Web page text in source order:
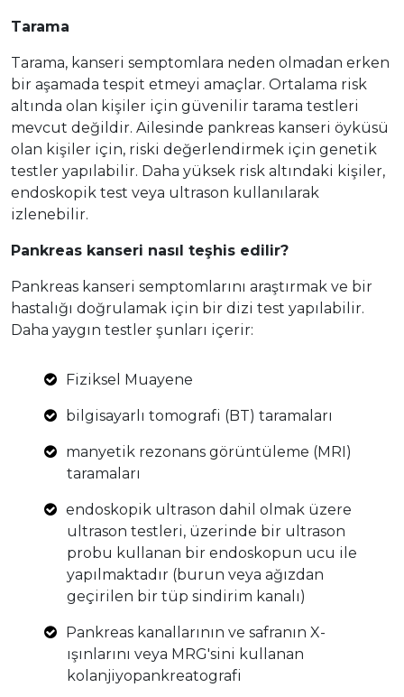
Tarama
Tarama, kanseri semptomlara neden olmadan erken
bir aşamada tespit etmeyi amaçlar. Ortalama risk
altında olan kişiler için güvenilir tarama testleri
mevcut değildir. Ailesinde pankreas kanseri öyküsü
olan kişiler için, riski değerlendirmek için genetik
testler yapılabilir. Daha yüksek risk altındaki kişiler,
endoskopik test veya ultrason kullanılarak
izlenebilir.
Pankreas kanseri nasıl teşhis edilir?
Pankreas kanseri semptomlarını araştırmak ve bir
hastalığı doğrulamak için bir dizi test yapılabilir.
Daha yaygın testler şunları içerir:
Fiziksel Muayene
bilgisayarlı tomografi (BT) taramaları
manyetik rezonans görüntüleme (MRI)
taramaları
endoskopik ultrason dahil olmak üzere
ultrason testleri, üzerinde bir ultrason
probu kullanan bir endoskopun ucu ile
yapılmaktadır (burun veya ağızdan
geçirilen bir tüp sindirim kanalı)
Pankreas kanallarının ve safranın X-
ışınlarını veya MRG'sini kullanan
kolanjiyopankreatografi